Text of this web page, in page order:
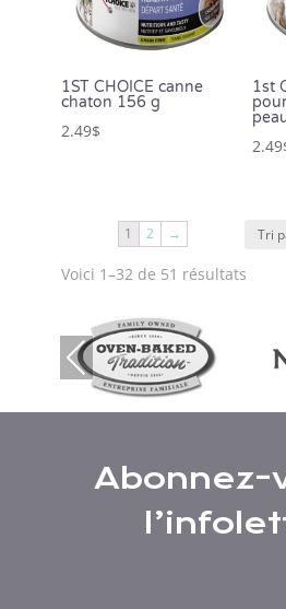
1ST CHOICE canne
chaton 156 g
2.49$
1st
2.49
Voici 1–32 de 51 résultats
1 2 →
Previous
Abonnez-